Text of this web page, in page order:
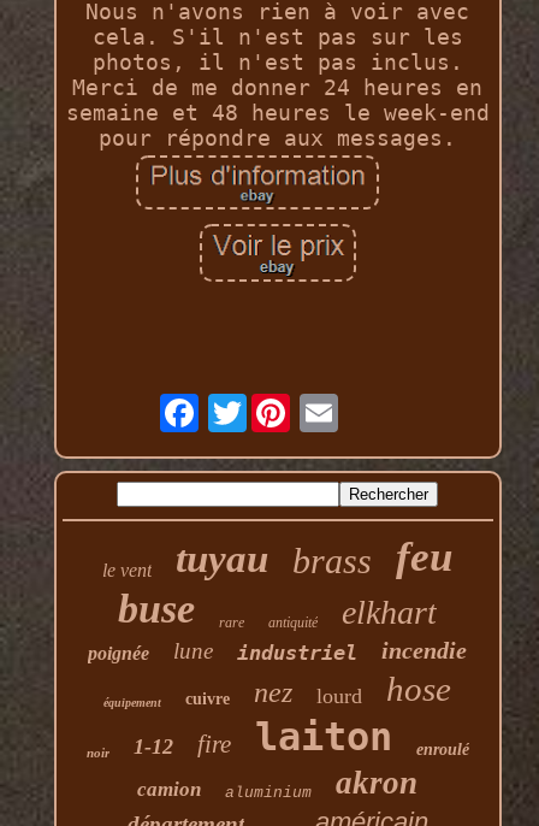
Nous n'avons rien à voir avec
cela. S'il n'est pas sur les
photos, il n'est pas inclus.
Merci de me donner 24 heures en
semaine et 48 heures le week-end
pour répondre aux messages.
Twitter
le vent tuyau brass feu
buse rare antiquité elkhart
poignée lune industriel incendie
équipement cuivre nez lourd hose
noir 1-12 fire laiton enroulé
camion aluminium akron